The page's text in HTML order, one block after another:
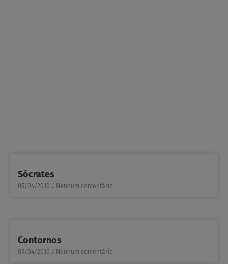
Sócrates
05/04/2010 Nenhum comentário
Contornos
05/04/2010 Nenhum comentário